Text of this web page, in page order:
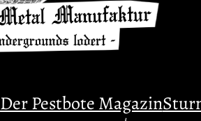
Der Pestbote Magazin